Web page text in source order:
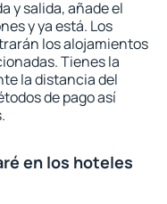
y salida, añade el
y ya está. Los
los alojamientos
Tienes la
la distancia del
de pago así
en los hoteles